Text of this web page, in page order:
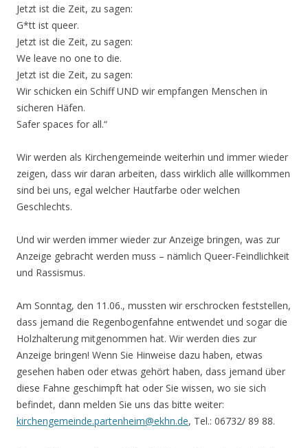
Jetzt ist die Zeit, zu sagen:
G*tt ist queer.
Jetzt ist die Zeit, zu sagen:
We leave no one to die.
Jetzt ist die Zeit, zu sagen:
Wir schicken ein Schiff UND wir empfangen Menschen in
sicheren Häfen.
Safer spaces for all.“
Wir werden als Kirchengemeinde weiterhin und immer wieder
zeigen, dass wir daran arbeiten, dass wirklich alle willkommen
sind bei uns, egal welcher Hautfarbe oder welchen
Geschlechts.
Und wir werden immer wieder zur Anzeige bringen, was zur
Anzeige gebracht werden muss – nämlich Queer-Feindlichkeit
und Rassismus.
Am Sonntag, den 11.06., mussten wir erschrocken feststellen,
dass jemand die Regenbogenfahne entwendet und sogar die
Holzhalterung mitgenommen hat. Wir werden dies zur
Anzeige bringen! Wenn Sie Hinweise dazu haben, etwas
gesehen haben oder etwas gehört haben, dass jemand über
diese Fahne geschimpft hat oder Sie wissen, wo sie sich
befindet, dann melden Sie uns das bitte weiter:
kirchengemeinde.partenheim@ekhn.de, Tel.: 06732/ 89 88.